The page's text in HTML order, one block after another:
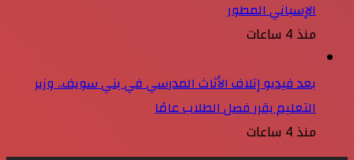
الإسباني المطور
منذ 4 ساعات
بعد فيديو إتلاف الأثاث المدرسي في بني سويف.. وزير
التعليم يقرر فصل الطلاب عامًا
منذ 4 ساعات